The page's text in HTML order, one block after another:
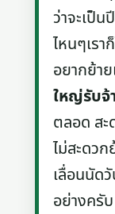
ว่าจะเป็
ไหนๆเร
อยากย้า
ใหญ่รับจ้
ตลอด สะ
ไม่สะดว
เลื่อนนัด
อย่างครั